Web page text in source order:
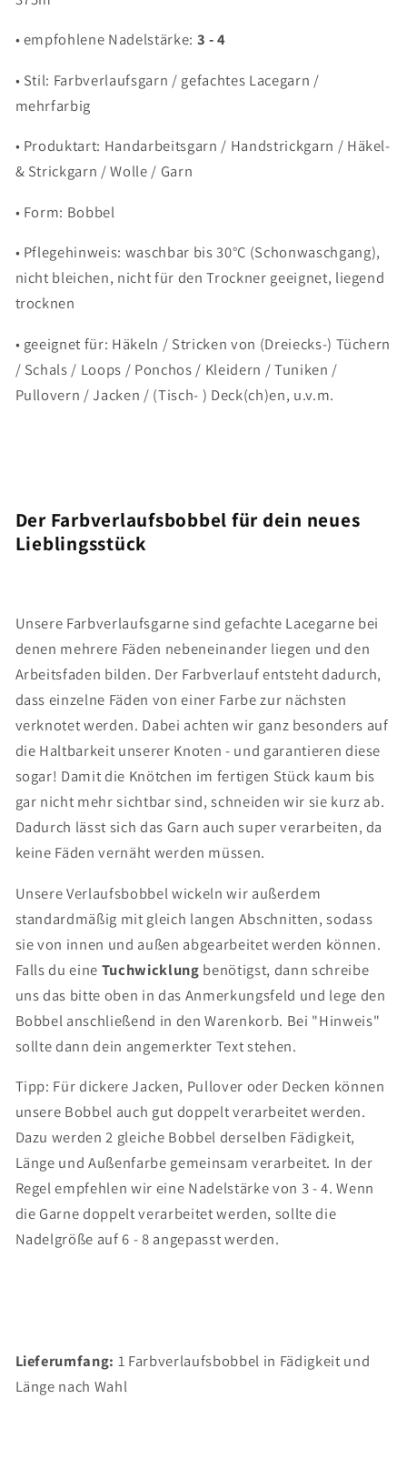
• empfohlene Nadelstärke: 3 - 4
• Stil: Farbverlaufsgarn / gefachtes Lacegarn /
mehrfarbig
• Produktart: Handarbeitsgarn / Handstrickgarn / Häkel-
& Strickgarn / Wolle / Garn
• Form: Bobbel
• Pflegehinweis: waschbar bis 30°C (Schonwaschgang),
nicht bleichen, nicht für den Trockner geeignet, liegend
trocknen
• geeignet für: Häkeln / Stricken von (Dreiecks-) Tüchern
/ Schals / Loops / Ponchos / Kleidern / Tuniken /
Pullovern / Jacken / (Tisch- ) Deck(ch)en, u.v.m.
Der Farbverlaufsbobbel für dein neues
Lieblingsstück
Unsere Farbverlaufsgarne sind gefachte Lacegarne bei
denen mehrere Fäden nebeneinander liegen und den
Arbeitsfaden bilden. Der Farbverlauf entsteht dadurch,
dass einzelne Fäden von einer Farbe zur nächsten
verknotet werden. Dabei achten wir ganz besonders auf
die Haltbarkeit unserer Knoten - und garantieren diese
sogar! Damit die Knötchen im fertigen Stück kaum bis
gar nicht mehr sichtbar sind, schneiden wir sie kurz ab.
Dadurch lässt sich das Garn auch super verarbeiten, da
keine Fäden vernäht werden müssen.
Unsere Verlaufsbobbel wickeln wir außerdem
standardmäßig mit gleich langen Abschnitten, sodass
sie von innen und außen abgearbeitet werden können.
Falls du eine Tuchwicklung benötigst, dann schreibe
uns das bitte oben in das Anmerkungsfeld und lege den
Bobbel anschließend in den Warenkorb. Bei "Hinweis"
sollte dann dein angemerkter Text stehen.
Tipp: Für dickere Jacken, Pullover oder Decken können
unsere Bobbel auch gut doppelt verarbeitet werden.
Dazu werden 2 gleiche Bobbel derselben Fädigkeit,
Länge und Außenfarbe gemeinsam verarbeitet. In der
Regel empfehlen wir eine Nadelstärke von 3 - 4. Wenn
die Garne doppelt verarbeitet werden, sollte die
Nadelgröße auf 6 - 8 angepasst werden.
Lieferumfang: 1 Farbverlaufsbobbel in Fädigkeit und
Länge nach Wahl